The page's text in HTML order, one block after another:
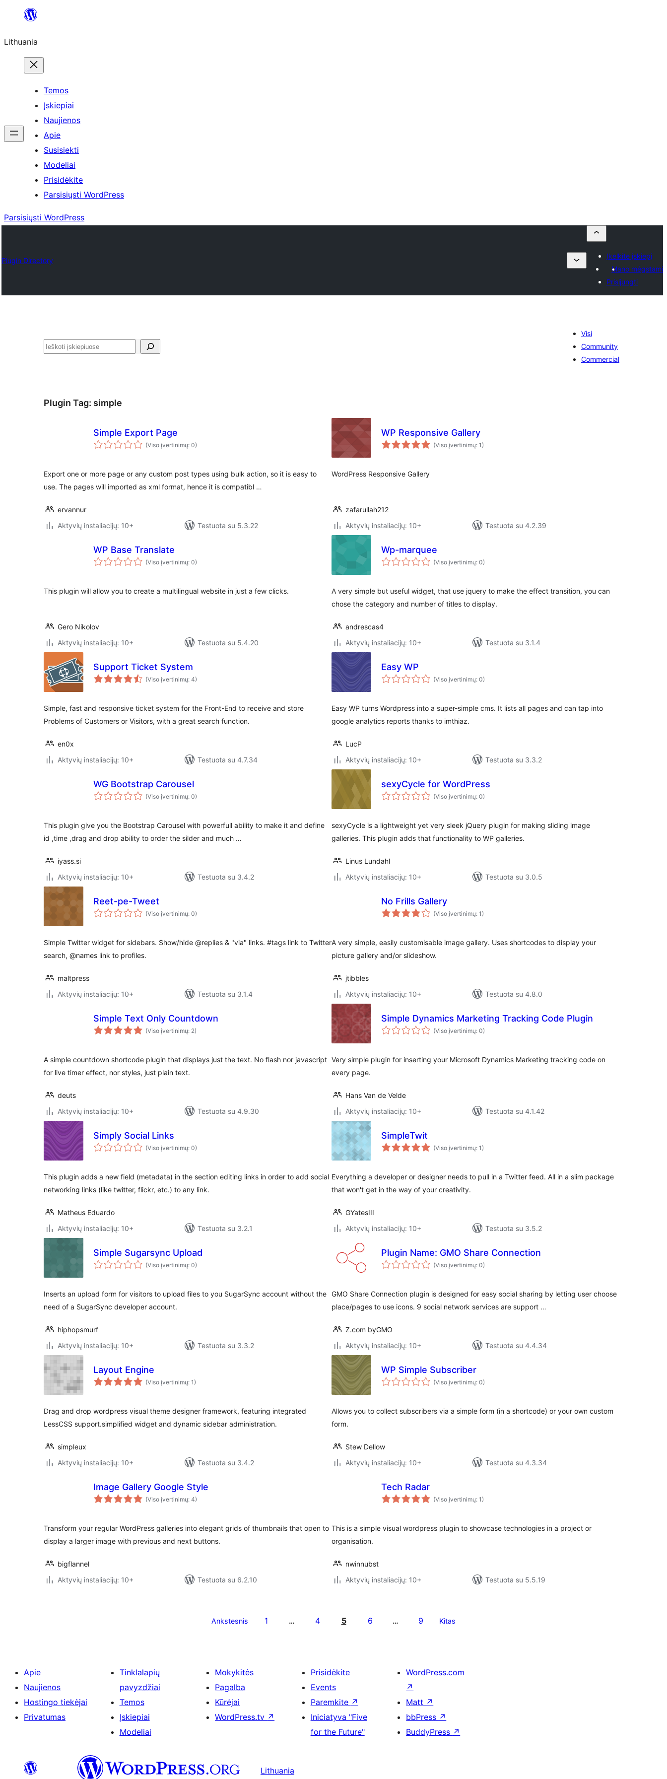
turinio
Lithuania
Temos
Įskiepiai
Naujienos
Apie
Susisiekti
Modeliai
Prisidėkite
Parsisiųsti WordPress
Parsisiųsti WordPress
Plugin Directory
Įkelkite įskiepį
Mano mėgstami
Prisijungti
Paieška
Visi
Community
Commercial
Plugin Tag: simple
Simple Export Page
(Viso įvertinimų: 0)
Export one or more page or any custom post types using bulk action, so it is easy to
use. The pages will imported as xml format, hence it is compatibl …
ervannur
Aktyvių instaliacijų: 10+
Testuota su 5.3.22
WP Responsive Gallery
(Viso įvertinimų: 1)
WordPress Responsive Gallery
zafarullah212
Aktyvių instaliacijų: 10+
Testuota su 4.2.39
WP Base Translate
(Viso įvertinimų: 0)
This plugin will allow you to create a multilingual website in just a few clicks.
Gero Nikolov
Aktyvių instaliacijų: 10+
Testuota su 5.4.20
Wp-marquee
(Viso įvertinimų: 0)
A very simple but useful widget, that use jquery to make the effect transition, you can
chose the category and number of titles to display.
andrescas4
Aktyvių instaliacijų: 10+
Testuota su 3.1.4
Support Ticket System
(Viso įvertinimų: 4)
Simple, fast and responsive ticket system for the Front-End to receive and store
Problems of Customers or Visitors, with a great search function.
en0x
Aktyvių instaliacijų: 10+
Testuota su 4.7.34
Easy WP
(Viso įvertinimų: 0)
Easy WP turns Wordpress into a super-simple cms. It lists all pages and can tap into
google analytics reports thanks to imthiaz.
LucP
Aktyvių instaliacijų: 10+
Testuota su 3.3.2
WG Bootstrap Carousel
(Viso įvertinimų: 0)
This plugin give you the Bootstrap Carousel with powerfull ability to make it and define
id ,time ,drag and drop ability to order the silder and much …
iyass.si
Aktyvių instaliacijų: 10+
Testuota su 3.4.2
sexyCycle for WordPress
(Viso įvertinimų: 0)
sexyCycle is a lightweight yet very sleek jQuery plugin for making sliding image
galleries. This plugin adds that functionality to WP galleries.
Linus Lundahl
Aktyvių instaliacijų: 10+
Testuota su 3.0.5
Reet-pe-Tweet
(Viso įvertinimų: 0)
Simple Twitter widget for sidebars. Show/hide @replies & "via" links. #tags link to Twitter
search, @names link to profiles.
maltpress
Aktyvių instaliacijų: 10+
Testuota su 3.1.4
No Frills Gallery
(Viso įvertinimų: 1)
A very simple, easily customisable image gallery. Uses shortcodes to display your
picture gallery and/or slideshow.
jtibbles
Aktyvių instaliacijų: 10+
Testuota su 4.8.0
Simple Text Only Countdown
(Viso įvertinimų: 2)
A simple countdown shortcode plugin that displays just the text. No flash nor javascript
for live timer effect, nor styles, just plain text.
deuts
Aktyvių instaliacijų: 10+
Testuota su 4.9.30
Simple Dynamics Marketing Tracking Code Plugin
(Viso įvertinimų: 0)
Very simple plugin for inserting your Microsoft Dynamics Marketing tracking code on
every page.
Hans Van de Velde
Aktyvių instaliacijų: 10+
Testuota su 4.1.42
Simply Social Links
(Viso įvertinimų: 0)
This plugin adds a new field (metadata) in the section editing links in order to add social
networking links (like twitter, flickr, etc.) to any link.
Matheus Eduardo
Aktyvių instaliacijų: 10+
Testuota su 3.2.1
SimpleTwit
(Viso įvertinimų: 1)
Everything a developer or designer needs to pull in a Twitter feed. All in a slim package
that won't get in the way of your creativity.
GYatesIII
Aktyvių instaliacijų: 10+
Testuota su 3.5.2
Simple Sugarsync Upload
(Viso įvertinimų: 0)
Inserts an upload form for visitors to upload files to you SugarSync account without the
need of a SugarSync developer account.
hiphopsmurf
Aktyvių instaliacijų: 10+
Testuota su 3.3.2
Plugin Name: GMO Share Connection
(Viso įvertinimų: 0)
GMO Share Connection plugin is designed for easy social sharing by letting user choose
place/pages to use icons. 9 social network services are support …
Z.com byGMO
Aktyvių instaliacijų: 10+
Testuota su 4.4.34
Layout Engine
(Viso įvertinimų: 1)
Drag and drop wordpress visual theme designer framework, featuring integrated
LessCSS support.simplified widget and dynamic sidebar administration.
simpleux
Aktyvių instaliacijų: 10+
Testuota su 3.4.2
WP Simple Subscriber
(Viso įvertinimų: 0)
Allows you to collect subscribers via a simple form (in a shortcode) or your own custom
form.
Stew Dellow
Aktyvių instaliacijų: 10+
Testuota su 4.3.34
Image Gallery Google Style
(Viso įvertinimų: 4)
Transform your regular WordPress galleries into elegant grids of thumbnails that open to
display a larger image with previous and next buttons.
bigflannel
Aktyvių instaliacijų: 10+
Testuota su 6.2.10
Tech Radar
(Viso įvertinimų: 1)
This is a simple visual wordpress plugin to showcase technologies in a project or
organisation.
nwinnubst
Aktyvių instaliacijų: 10+
Testuota su 5.5.19
Ankstesnis 1 … 4 5 6 … 9 Kitas
Apie
Naujienos
Hostingo tiekėjai
Privatumas
Tinklalapių
pavyzdžiai
Temos
Įskiepiai
Modeliai
Mokykitės
Pagalba
Kūrėjai
WordPress.tv ↗
Prisidėkite
Events
Paremkite ↗
Iniciatyva "Five
for the Future"
WordPress.com
↗
Matt ↗
bbPress ↗
BuddyPress ↗
Lithuania